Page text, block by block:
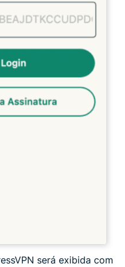
será exibida com